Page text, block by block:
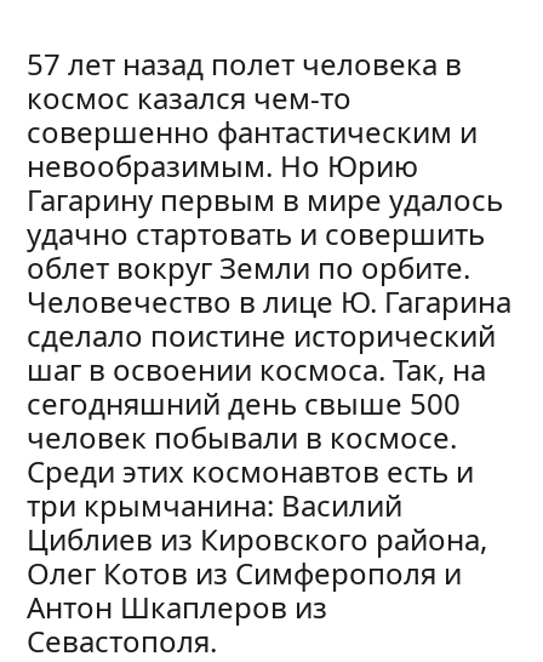
57 лет назад полет человека в
космос казался чем-то
совершенно фантастическим и
невообразимым. Но Юрию
Гагарину первым в мире удалось
удачно стартовать и совершить
облет вокруг Земли по орбите.
Человечество в лице Ю. Гагарина
сделало поистине исторический
шаг в освоении космоса. Так, на
сегодняшний день свыше 500
человек побывали в космосе.
Среди этих космонавтов есть и
три крымчанина: Василий
Циблиев из Кировского района,
Олег Котов из Симферополя и
Антон Шкаплеров из
Севастополя.